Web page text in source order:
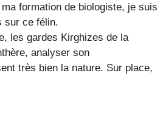
formation de biologiste, je suis
sur ce félin.
les gardes Kirghizes de la
analyser son
très bien la nature. Sur place,